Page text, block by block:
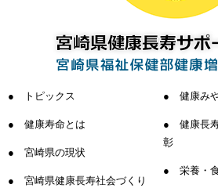
トピックス
健康寿命とは
宮崎県の現状
宮崎県健康長寿社会づくり
健康み
健康長
彰
栄養・